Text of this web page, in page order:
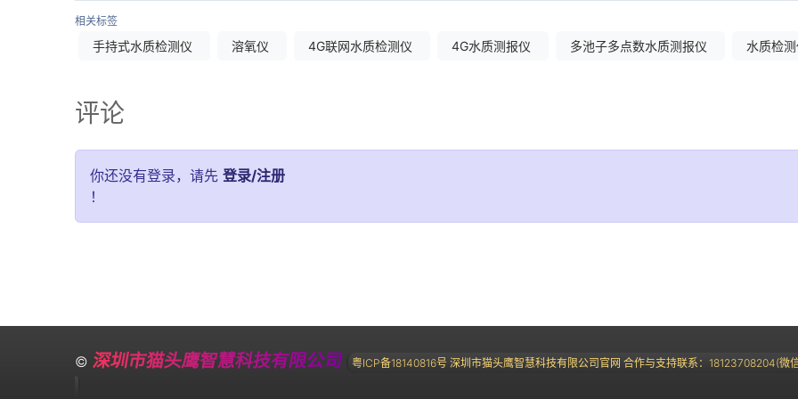
相关标签
手持式水质检测仪 溶氧仪 4G联网水质检测仪 4G水质测报仪 多池子多点数水质测报仪 水质检
评论
你还没有登录，请先 登录/注册
！
© 深圳市猫头鹰智慧科技有限公司 粤ICP备18140816号 深圳市猫头鹰智慧科技有限公司官网 合作与支持联系：18123708204(微